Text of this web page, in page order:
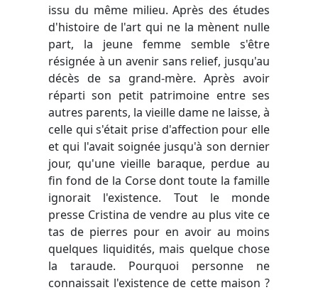
issu du même milieu. Après des études
d'histoire de l'art qui ne la mènent nulle
part, la jeune femme semble s'être
résignée à un avenir sans relief, jusqu'au
décès de sa grand-mère. Après avoir
réparti son petit patrimoine entre ses
autres parents, la vieille dame ne laisse, à
celle qui s'était prise d'affection pour elle
et qui l'avait soignée jusqu'à son dernier
jour, qu'une vieille baraque, perdue au
fin fond de la Corse dont toute la famille
ignorait l'existence. Tout le monde
presse Cristina de vendre au plus vite ce
tas de pierres pour en avoir au moins
quelques liquidités, mais quelque chose
la taraude. Pourquoi personne ne
connaissait l'existence de cette maison ?